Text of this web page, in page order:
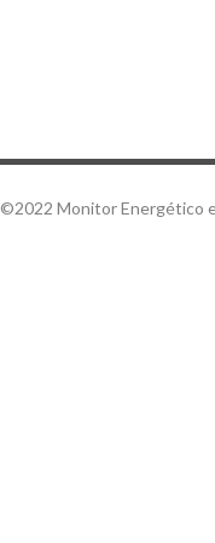
©2022 Monitor Energético